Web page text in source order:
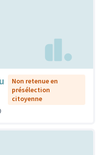
Non retenue en
présélection
citoyenne